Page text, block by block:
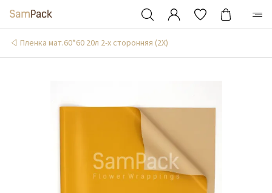
Пленка мат.60*60 20л 2-х сторонняя (2X)